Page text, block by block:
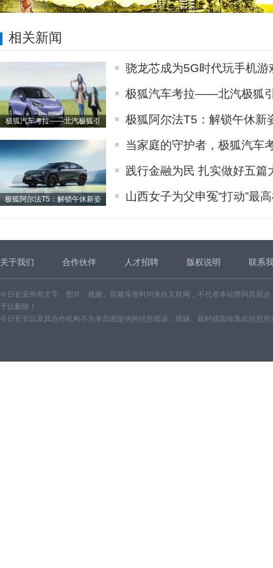
相关新闻
极狐汽车考拉——北汽极狐引
极狐阿尔法T5：解锁午休新姿
骁龙芯成为5G时代玩手机游
极狐汽车考拉——北汽极狐
极狐阿尔法T5：解锁午休新
当家庭的守护者，极狐汽车
践行金融为民 扎实做好五
山西女子为父申冤“打动”最
关于我们 合作伙伴 人才招聘 版权说明 联系
今日长安所有文字、图片、视频、音频等资料均来自互联网，不代表本站赞同其观
予以删除！
今日长安以及其合作机构不为本页面提供的信息错误、残缺、延时或因依靠此信息